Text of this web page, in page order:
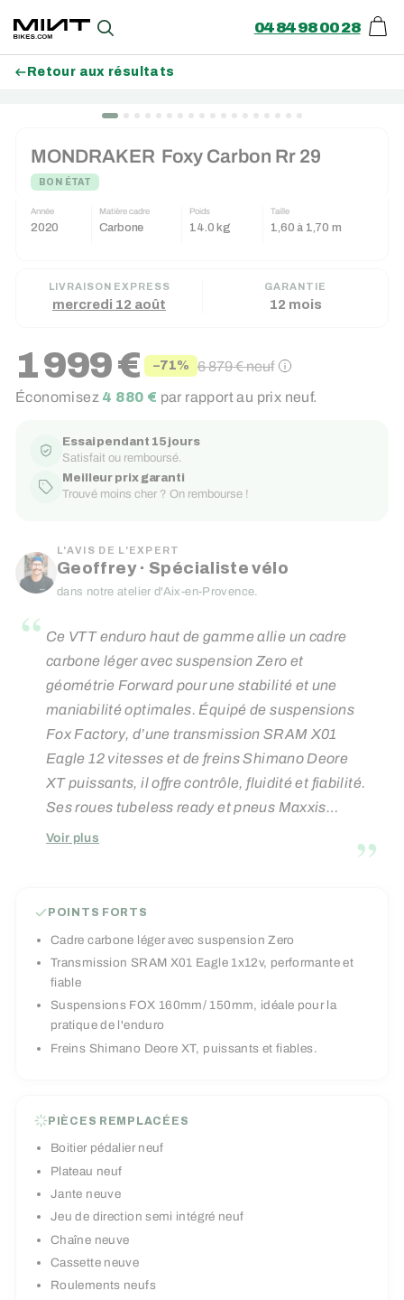
contenu
Recherche 04 84 98 00 28
Retour aux résultats
MONDRAKER Foxy Carbon Rr 29
BON ÉTAT
Année
2020
Matière cadre
Carbone
Poids
14.0 kg
Taille
1,60 à 1,70 m
LIVRAISON EXPRESS
mercredi 12 août
GARANTIE
12 mois
Prix
réduit
1 999 € −71%
Prix
régulier
6 879 €neuf
Économisez 4 880 € par rapport au prix neuf.
Essai pendant 15 jours
Satisfait ou remboursé.
Meilleur prix garanti
Trouvé moins cher ? On rembourse !
L'AVIS DE L'EXPERT
Geoffrey · Spécialiste vélo
dans notre atelier d'Aix-en-Provence.
“ Ce VTT enduro haut de gamme allie un cadre
carbone léger avec suspension Zero et
géométrie Forward pour une stabilité et une
maniabilité optimales. Équipé de suspensions
Fox Factory, d’une transmission SRAM X01
Eagle 12 vitesses et de freins Shimano Deore
XT puissants, il offre contrôle, fluidité et fiabilité.
Ses roues tubeless ready et pneus Maxxis
Minion assurent adhérence et résistance, tandis
les riders exigeants en quête de performance et
Voir plus ”
POINTS FORTS
Cadre carbone léger avec suspension Zero
Transmission SRAM X01 Eagle 1x12v, performante et
fiable
Suspensions FOX 160mm/ 150mm, idéale pour la
pratique de l'enduro
Freins Shimano Deore XT, puissants et fiables.
PIÈCES REMPLACÉES
Boitier pédalier neuf
Plateau neuf
Jante neuve
Jeu de direction semi intégré neuf
Chaîne neuve
Cassette neuve
Roulements neufs